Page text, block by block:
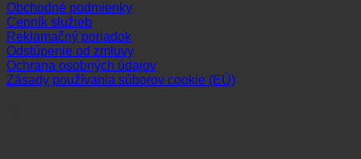
Obchodné podmienky
Cenník služieb
Reklamačný poriadok
Odstúpenie od zmluvy
Ochrana osobných údajov
Zásady používania súborov cookie (EÚ)